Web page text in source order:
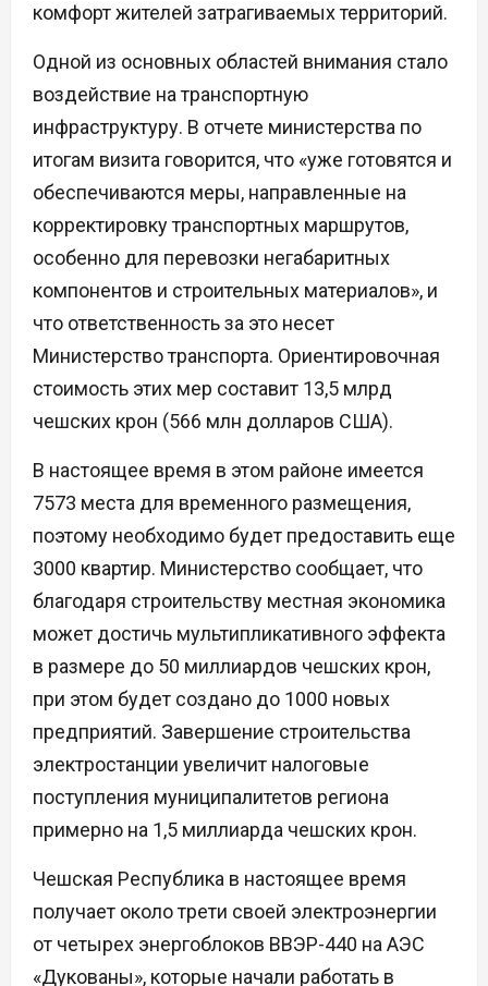
комфорт жителей затрагиваемых территорий.
Одной из основных областей внимания стало
воздействие на транспортную
инфраструктуру. В отчете министерства по
итогам визита говорится, что «уже готовятся и
обеспечиваются меры, направленные на
корректировку транспортных маршрутов,
особенно для перевозки негабаритных
компонентов и строительных материалов», и
что ответственность за это несет
Министерство транспорта. Ориентировочная
стоимость этих мер составит 13,5 млрд
чешских крон (566 млн долларов США).
В настоящее время в этом районе имеется
7573 места для временного размещения,
поэтому необходимо будет предоставить еще
3000 квартир. Министерство сообщает, что
благодаря строительству местная экономика
может достичь мультипликативного эффекта
в размере до 50 миллиардов чешских крон,
при этом будет создано до 1000 новых
предприятий. Завершение строительства
электростанции увеличит налоговые
поступления муниципалитетов региона
примерно на 1,5 миллиарда чешских крон.
Чешская Республика в настоящее время
получает около трети своей электроэнергии
от четырех энергоблоков ВВЭР-440 на АЭС
«Дукованы», которые начали работать в